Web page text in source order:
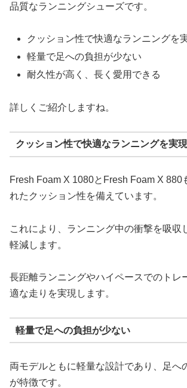
品質なランニングシューズです。
クッション性で快適なランニングを
軽量で足への負担が少ない
耐久性が高く、長く愛用できる
詳しくご紹介しますね。
クッション性で快適なランニングを実現
Fresh Foam X 1080とFresh Foam X 880
れたクッション性を備えています。
これにより、ランニング中の衝撃を吸収
軽減します。
長距離ランニングやハイペースでのトレ
適な走りを実現します。
軽量で足への負担が少ない
両モデルともに軽量な設計であり、足へ
が特徴です。